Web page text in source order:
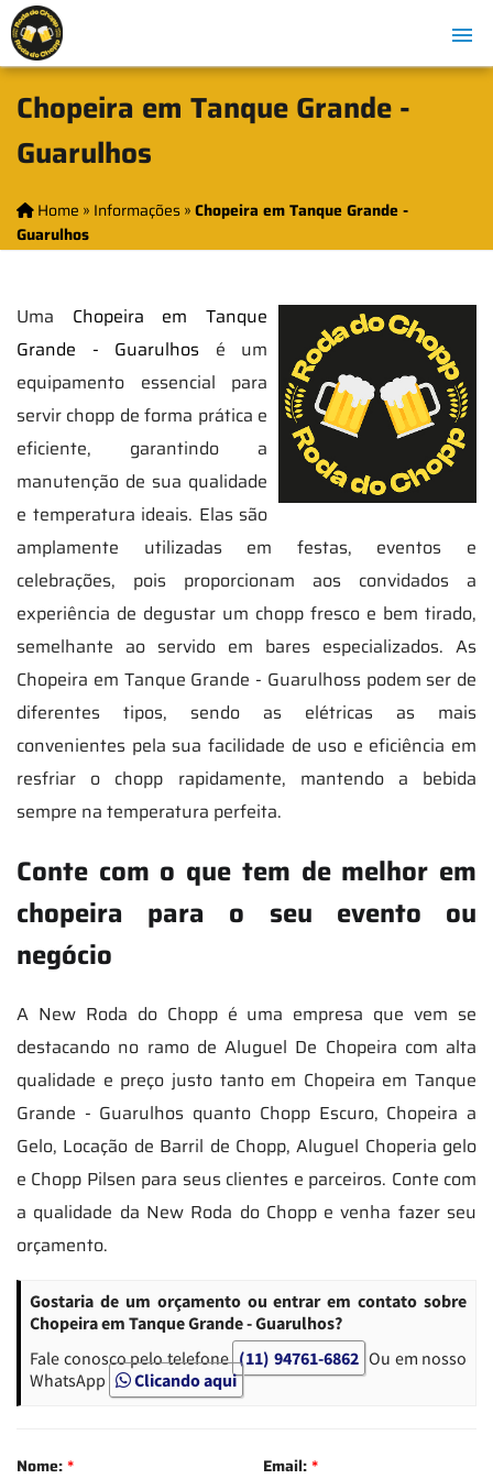
Chopeira em Tanque Grande -
Guarulhos
Home » Informações»Chopeira em Tanque Grande -
Guarulhos
Uma Chopeira em Tanque
Grande - Guarulhos é um
equipamento essencial para
servir chopp de forma prática e
eficiente, garantindo a
manutenção de sua qualidade
e temperatura ideais. Elas são
amplamente utilizadas em festas, eventos e
celebrações, pois proporcionam aos convidados a
experiência de degustar um chopp fresco e bem tirado,
semelhante ao servido em bares especializados. As
Chopeira em Tanque Grande - Guarulhoss podem ser de
diferentes tipos, sendo as elétricas as mais
convenientes pela sua facilidade de uso e eficiência em
resfriar o chopp rapidamente, mantendo a bebida
sempre na temperatura perfeita.
Conte com o que tem de melhor em
chopeira para o seu evento ou
negócio
A New Roda do Chopp é uma empresa que vem se
destacando no ramo de Aluguel De Chopeira com alta
qualidade e preço justo tanto em Chopeira em Tanque
Grande - Guarulhos quanto Chopp Escuro, Chopeira a
Gelo, Locação de Barril de Chopp, Aluguel Choperia gelo
e Chopp Pilsen para seus clientes e parceiros. Conte com
a qualidade da New Roda do Chopp e venha fazer seu
orçamento.
Gostaria de um orçamento ou entrar em contato sobre
Chopeira em Tanque Grande - Guarulhos?
Fale conosco pelo telefone (11) 94761-6862 Ou em nosso
WhatsApp
Clicando aqui
Nome:* Email:*